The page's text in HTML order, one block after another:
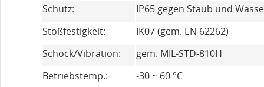
Schutz:
IP65 gegen Staub und
Stoßfestigkeit:
IK07 (gem. EN 62262)
Schock/Vibration:
gem. MIL-STD-810H
Betriebstemp.:
-30 ~ 60 °C